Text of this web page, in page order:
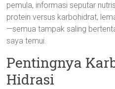
pemula, informasi seputar
protein versus karbohidrat,
—semua tampak saling
saya temui.
Pentingnya
Hidrasi